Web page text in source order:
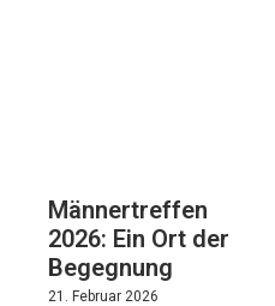
Männertreffen
2026: Ein Ort der
Begegnung
21. Februar 2026